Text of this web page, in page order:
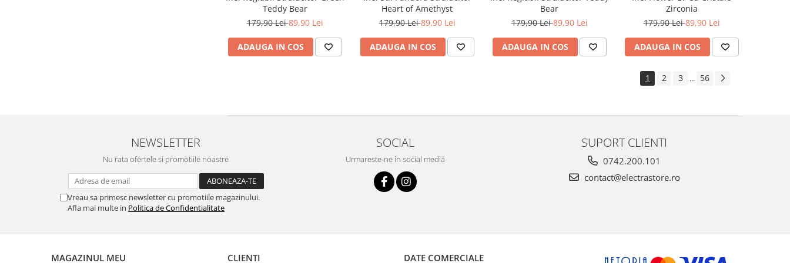
Teddy Bear
179,90 Lei89,90 Lei
ADAUGA IN COS
Heart of Amethyst
179,90 Lei89,90 Lei
ADAUGA IN COS
Bear
179,90 Lei89,90 Lei
ADAUGA IN COS
Zirconia
179,90 Lei89,90 Lei
ADAUGA IN COS
1 2 3 ... 56
NEWSLETTER
Nu rata ofertele si promotiile noastre
Vreau sa primesc newsletter cu promotiile magazinului.
Afla mai multe in Politica de Confidentialitate
SOCIAL
Urmareste-ne in social media
SUPORT CLIENTI
0742.200.101
contact@electrastore.ro
MAGAZINUL MEU CLIENTI DATE COMERCIALE